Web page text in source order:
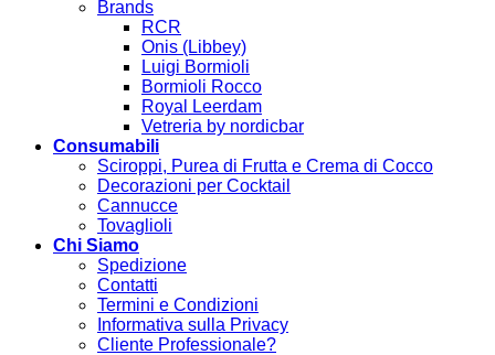
Brands
RCR
Onis (Libbey)
Luigi Bormioli
Bormioli Rocco
Royal Leerdam
Vetreria by nordicbar
Consumabili
Sciroppi, Purea di Frutta e Crema di Cocco
Decorazioni per Cocktail
Cannucce
Tovaglioli
Chi Siamo
Spedizione
Contatti
Termini e Condizioni
Informativa sulla Privacy
Cliente Professionale?